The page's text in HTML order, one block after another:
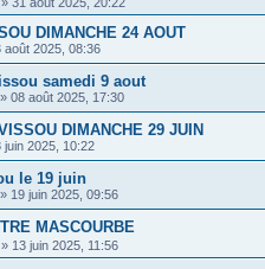
DIMANCHE 24 AOUT
août 2025, 08:36
samedi 9 aout
» 08 août 2025, 17:30
DIMANCHE 29 JUIN
juin 2025, 10:22
le 19 juin
» 19 juin 2025, 09:56
MASCOURBE
» 13 juin 2025, 11:56